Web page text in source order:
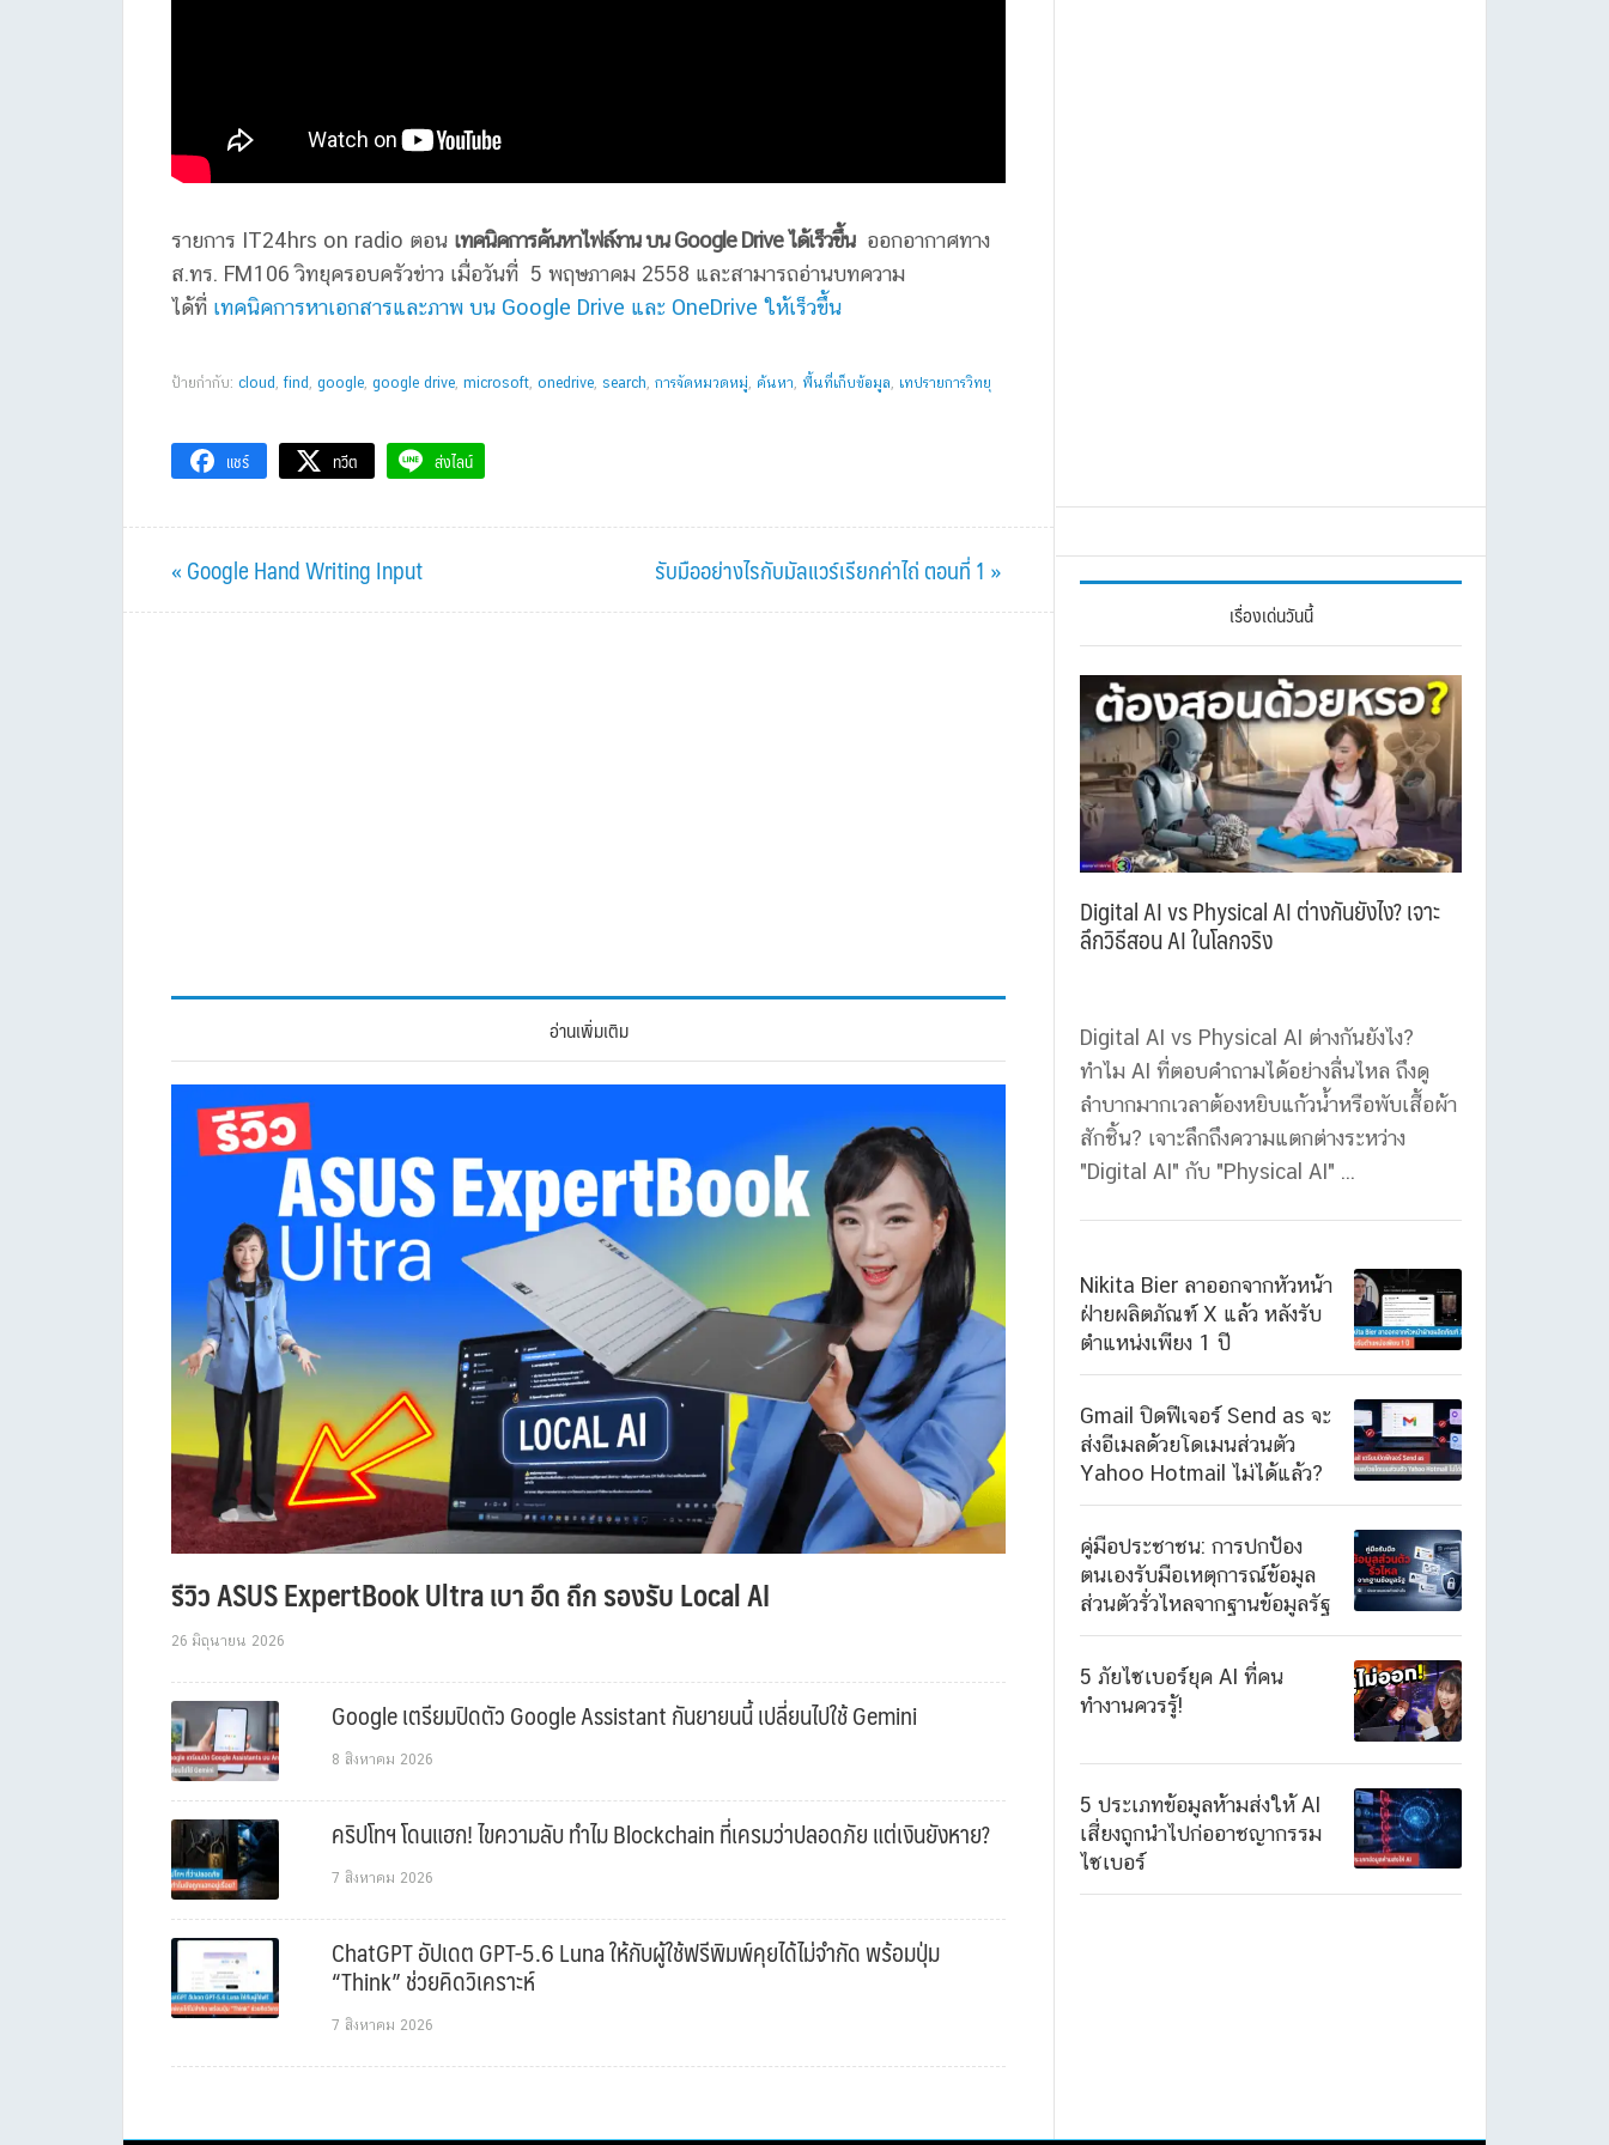
รายการ IT24hrs on radio ตอน เทคนิคการค้นหาไฟล์งาน บน Google Drive ได้เร็วขึ้นออกอากาศทาง
ส.ทร. FM106 วิทยุครอบครัวข่าว เมื่อวันที่ 5 พฤษภาคม 2558 และสามารถอ่านบทความ
ได้ที่ เทคนิคการหาเอกสารและภาพ บน Google Drive และ OneDrive ให้เร็วขึ้น
ป้ายกำกับ: cloud ,find google google drive microsoft onedrive search การจัดหมวดหมู่ ค้นหา พื้นที่เก็บข้อมูล เทปรายการวิทยุ
แชร์ ทวีต ส่งไลน์
Previous
Post:
« Google Hand Writing Input
Next
Post:
รับมืออย่างไรกับมัลแวร์เรียกค่าไถ่ ตอนที่ 1 »
อ่านเพิ่มเติม
รีวิว ASUS ExpertBook Ultra เบา อึด ถึก รองรับ Local AI
26 มิถุนายน 2026
Google เตรียมปิดตัว Google Assistant กันยายนนี้ เปลี่ยนไปใช้ Gemini
8 สิงหาคม 2026
คริปโทฯ โดนแฮก! ไขความลับ ทำไม Blockchain ที่เครมว่าปลอดภัย แต่เงินยังหาย?
7 สิงหาคม 2026
ChatGPT อัปเดต GPT-5.6 Luna ให้กับผู้ใช้ฟรีพิมพ์คุยได้ไม่จำกัด พร้อมปุ่ม
“Think” ช่วยคิดวิเคราะห์
7 สิงหาคม 2026
เรื่องเด่นวันนี้
Digital AI vs Physical AI ต่างกันยังไง? เจาะ
ลึกวิธีสอน AI ในโลกจริง
Digital AI vs Physical AI ต่างกันยังไง?
ทำไม AI ที่ตอบคำถามได้อย่างลื่นไหล ถึงดู
ลำบากมากเวลาต้องหยิบแก้วน้ำหรือพับเสื้อผ้า
สักชิ้น? เจาะลึกถึงความแตกต่างระหว่าง
"Digital AI" กับ "Physical AI" ...
Nikita Bier ลาออกจากหัวหน้า
ฝ่ายผลิตภัณฑ์ X แล้ว หลังรับ
ตำแหน่งเพียง 1 ปี
Gmail ปิดฟีเจอร์ Send as จะ
ส่งอีเมลด้วยโดเมนส่วนตัว
Yahoo Hotmail ไม่ได้แล้ว?
คู่มือประชาชน: การปกป้อง
ตนเองรับมือเหตุการณ์ข้อมูล
ส่วนตัวรั่วไหลจากฐานข้อมูลรัฐ
5 ภัยไซเบอร์ยุค AI ที่คน
ทำงานควรรู้!
5 ประเภทข้อมูลห้ามส่งให้ AI
เสี่ยงถูกนำไปก่ออาชญากรรม
ไซเบอร์